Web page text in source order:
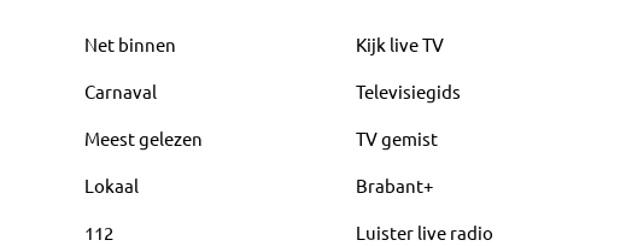
Net binnen
Carnaval
Meest gelezen
Lokaal
112
Kijk live TV
Televisiegids
TV gemist
Brabant+
Luister live radio